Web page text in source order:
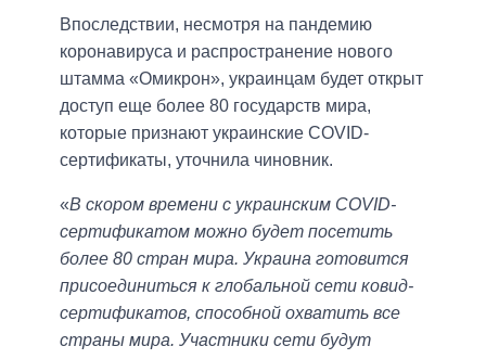
Впоследствии, несмотря на пандемию
коронавируса и распространение нового
штамма «Омикрон», украинцам будет открыт
доступ еще более 80 государств мира,
которые признают украинские COVID-
сертификаты, уточнила чиновник.
«В скором времени с украинским COVID-
сертификатом можно будет посетить
более 80 стран мира. Украина готовится
присоединиться к глобальной сети ковид-
сертификатов, способной охватить все
страны мира. Участники сети будут